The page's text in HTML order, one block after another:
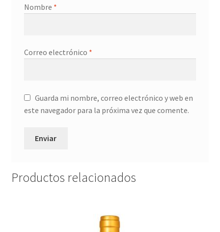
Nombre *
Correo electrónico *
Guarda mi nombre, correo electrónico y web en
este navegador para la próxima vez que comente.
Productos relacionados